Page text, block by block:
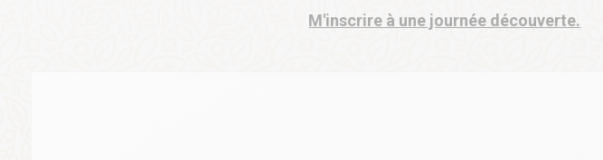
M'inscrire à une journée découverte.